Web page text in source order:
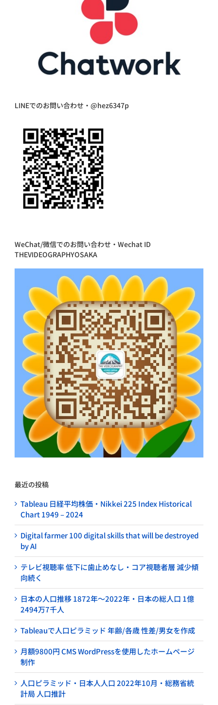
LINEでのお問い合わせ・@hez6347p
WeChat/微信でのお問い合わせ・Wechat ID
THEVIDEOGRAPHYOSAKA
最近の投稿
Tableau 日経平均株価・Nikkei 225 Index Historical
Chart 1949 – 2024
Digital farmer 100 digital skills that will be destroyed
by AI
テレビ視聴率 低下に歯止めなし・コア視聴者層 減少傾
向続く
日本の人口推移 1872年～2022年・日本の総人口 1億
2494万7千人
Tableauで人口ピラミッド 年齢/各歳 性差/男女を作成
月額9800円 CMS WordPressを使用したホームページ
制作
人口ピラミッド・日本人人口 2022年10月・総務省統
計局 人口推計